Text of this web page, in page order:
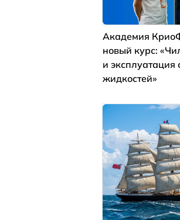
Академия
новый курс:
и эксплуатация
жидкостей»